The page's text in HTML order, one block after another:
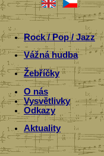
Rock / Pop / Jazz
Vážná hudba
Žebříčky
O nás
Vysvětlivky
Odkazy
Aktuality